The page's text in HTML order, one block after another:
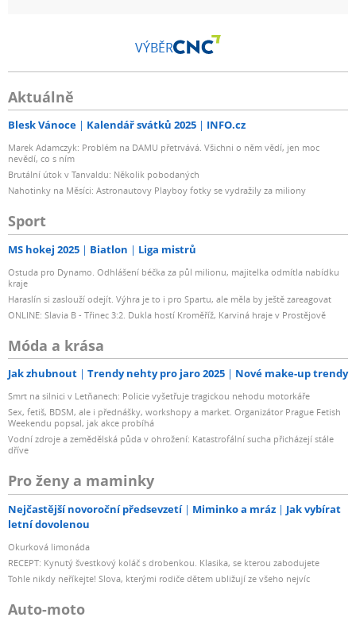
VÝBĚR
Aktuálně
Blesk Vánoce Kalendář svátků 2025 INFO.cz
Marek Adamczyk: Problém na DAMU přetrvává. Všichni o něm vědí, jen moc
nevědí, co s ním
Brutální útok v Tanvaldu: Několik pobodaných
Nahotinky na Měsíci: Astronautovy Playboy fotky se vydražily za miliony
Sport
MS hokej 2025 Biatlon Liga mistrů
Ostuda pro Dynamo. Odhlášení béčka za půl milionu, majitelka odmítla nabídku
kraje
Haraslín si zaslouží odejít. Výhra je to i pro Spartu, ale měla by ještě zareagovat
ONLINE: Slavia B - Třinec 3:2. Dukla hostí Kroměříž, Karviná hraje v Prostějově
Móda a krása
Jak zhubnout Trendy nehty pro jaro 2025 Nové make-up trendy
Smrt na silnici v Letňanech: Policie vyšetřuje tragickou nehodu motorkáře
Sex, fetiš, BDSM, ale i přednášky, workshopy a market. Organizátor Prague Fetish
Weekendu popsal, jak akce probíhá
Vodní zdroje a zemědělská půda v ohrožení: Katastrofální sucha přicházejí stále
dříve
Pro ženy a maminky
Nejčastější novoroční předsevzetí Miminko a mráz
Jak vybírat
letní dovolenou
Okurková limonáda
RECEPT: Kynutý švestkový koláč s drobenkou. Klasika, se kterou zabodujete
Tohle nikdy neříkejte! Slova, kterými rodiče dětem ubližují ze všeho nejvíc
Auto-moto